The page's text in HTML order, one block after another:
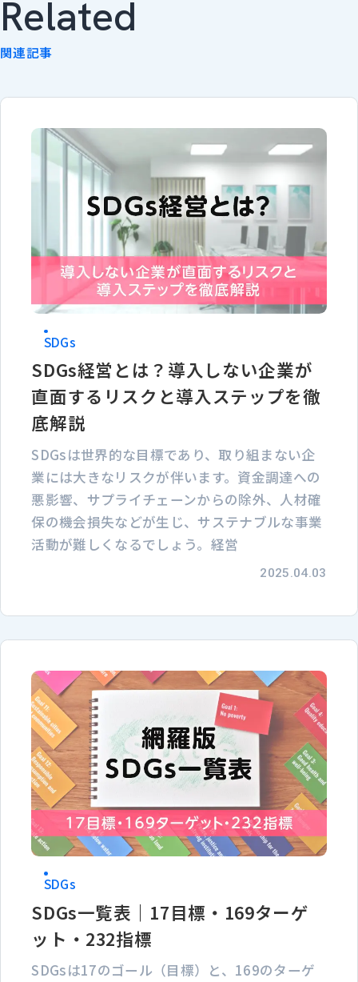
Related
関連記事
SDGs
SDGs経営とは？導入しない企業が
直面するリスクと導入ステップを徹
底解説
SDGsは世界的な目標であり、取り組まない企
業には大きなリスクが伴います。資金調達への
悪影響、サプライチェーンからの除外、人材確
保の機会損失などが生じ、サステナブルな事業
活動が難しくなるでしょう。経営
2025.04.03
SDGs
SDGs一覧表｜17目標・169ターゲ
ット・232指標
SDGsは17のゴール（目標）と、169のターゲ